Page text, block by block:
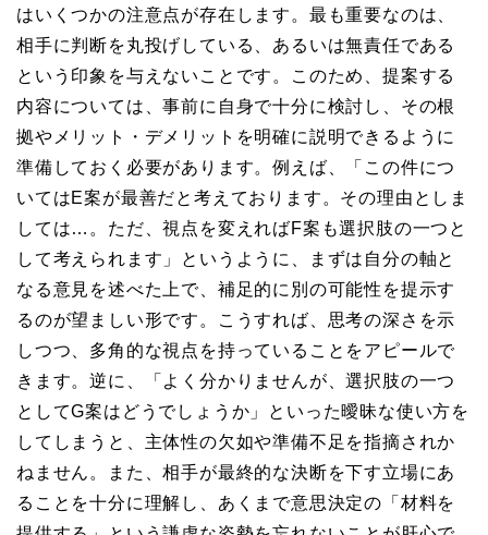
はいくつかの注意点が存在します。最も重要なのは、
相手に判断を丸投げしている、あるいは無責任である
という印象を与えないことです。このため、提案する
内容については、事前に自身で十分に検討し、その根
拠やメリット・デメリットを明確に説明できるように
準備しておく必要があります。例えば、「この件につ
いてはE案が最善だと考えております。その理由としま
しては…。ただ、視点を変えればF案も選択肢の一つと
して考えられます」というように、まずは自分の軸と
なる意見を述べた上で、補足的に別の可能性を提示す
るのが望ましい形です。こうすれば、思考の深さを示
しつつ、多角的な視点を持っていることをアピールで
きます。逆に、「よく分かりませんが、選択肢の一つ
としてG案はどうでしょうか」といった曖昧な使い方を
してしまうと、主体性の欠如や準備不足を指摘されか
ねません。また、相手が最終的な決断を下す立場にあ
ることを十分に理解し、あくまで意思決定の「材料を